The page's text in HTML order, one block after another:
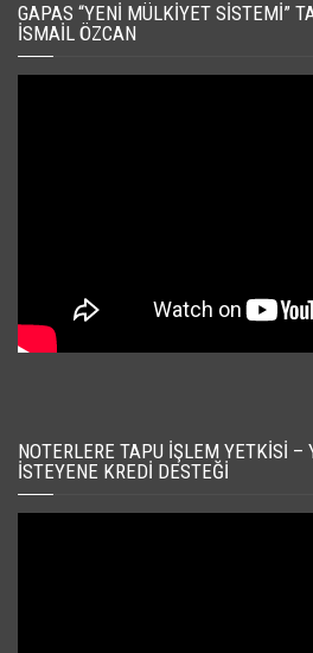
GAPAS “YENI MÜLKIYET SISTEMI”
İSMAIL ÖZCAN
NOTERLERE TAPU İŞLEM YETKISI
İSTEYENE KREDI DESTEĞI